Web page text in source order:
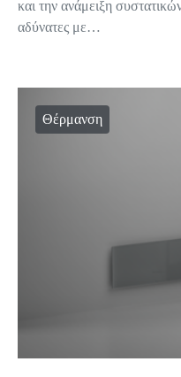
και την ανάμειξη
αδύνατες με…
Θέρμανση